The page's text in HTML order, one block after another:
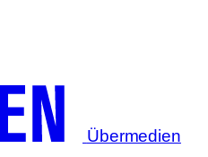
Übermedien